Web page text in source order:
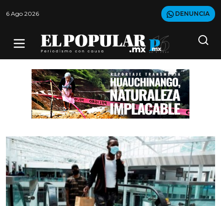
6 Ago 2026 DENUNCIA